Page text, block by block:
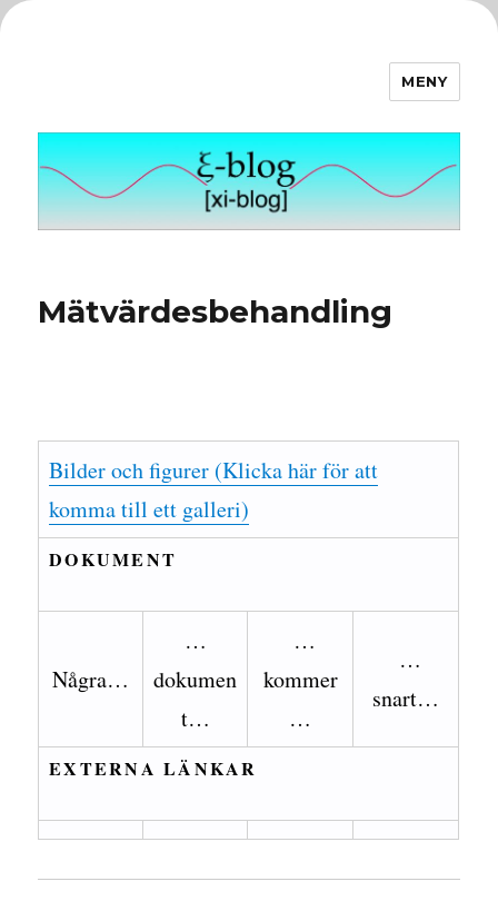
MENY
Mätvärdesbehandling
Bilder och figurer (Klicka här för att
komma till ett galleri)
DOKUMENT
Några…
…
dokumen
t…
…
kommer
…
…
snart…
EXTERNA LÄNKAR